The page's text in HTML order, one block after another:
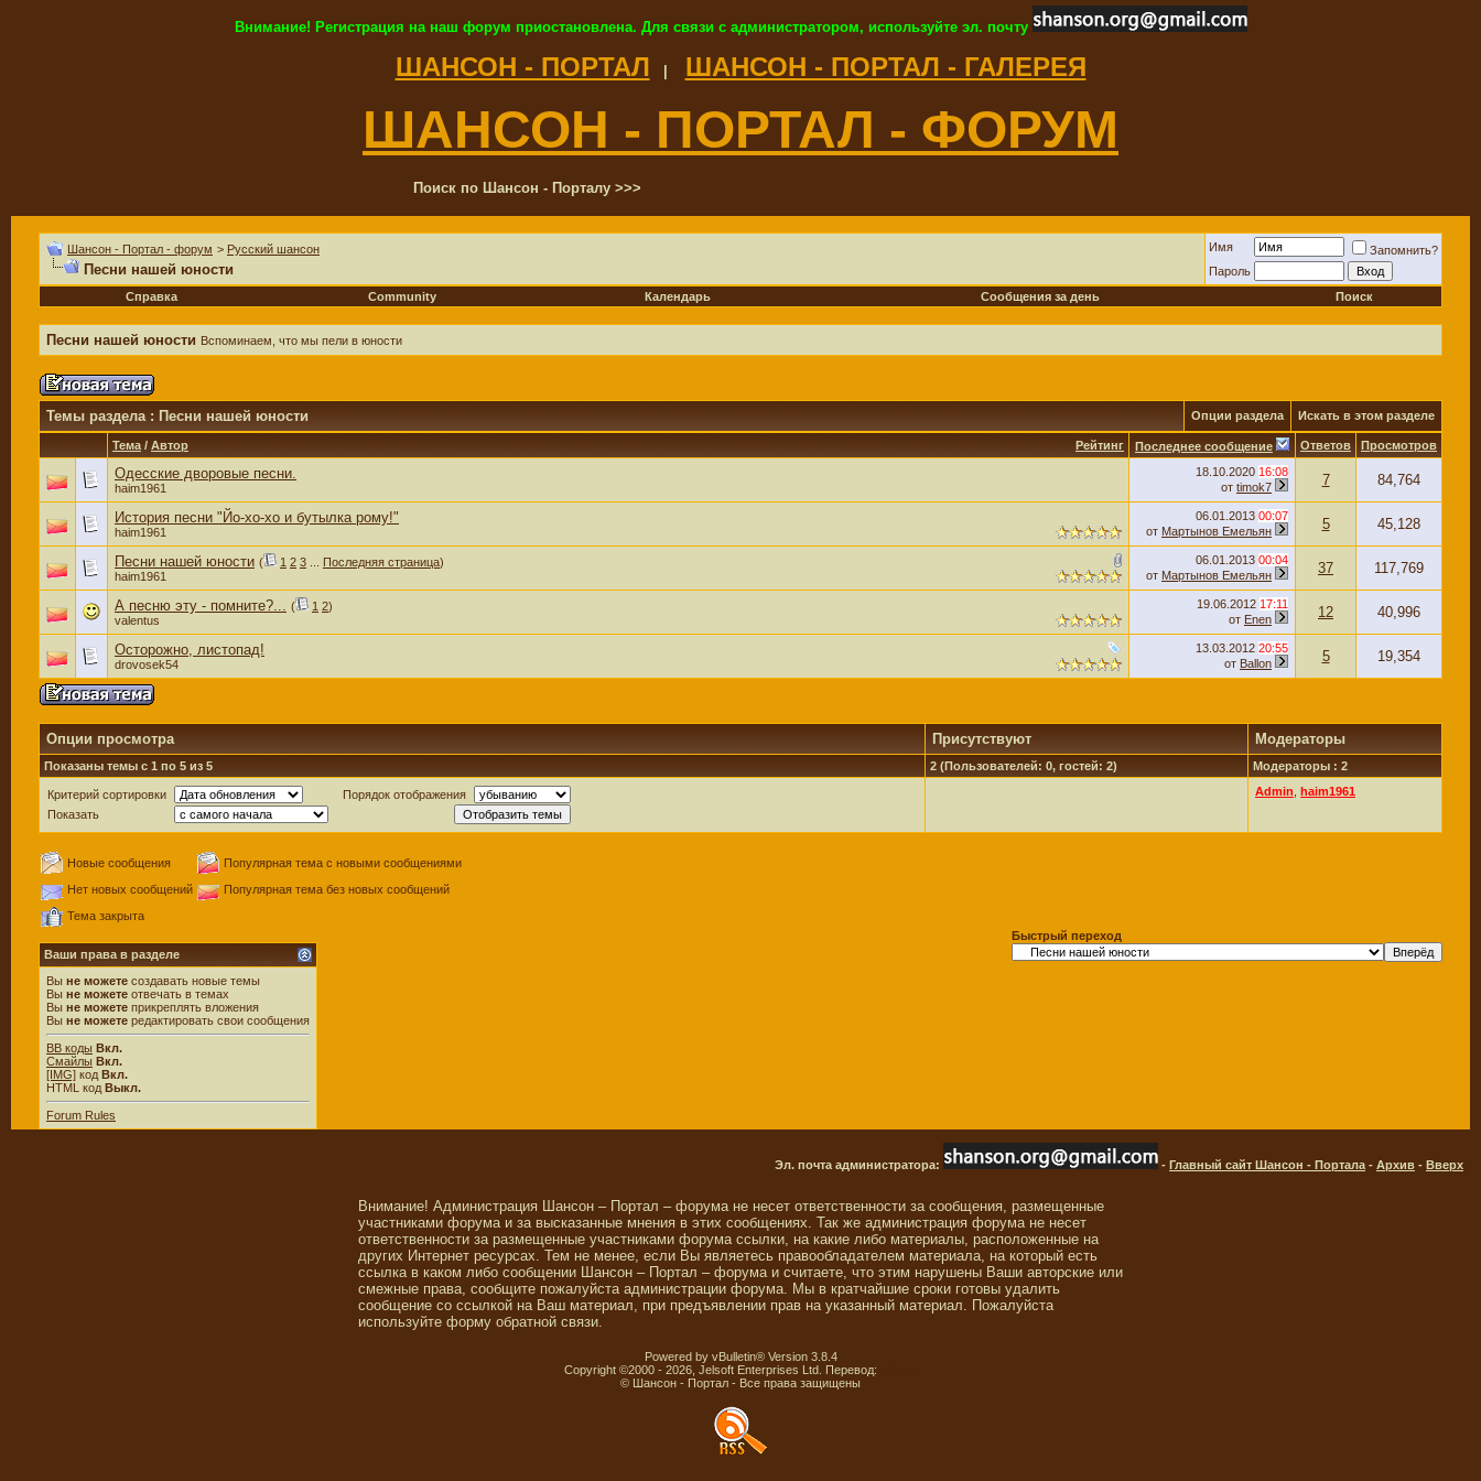
Внимание! Регистрация на наш форум приостановлена. Для связи с администратором, используйте эл. почту
ШАНСОН - ПОРТАЛ ШАНСОН - ПОРТАЛ - ГАЛЕРЕЯ
ШАНСОН - ПОРТАЛ - ФОРУМ
Поиск по Шансон - Порталу >>>
Шансон - Портал - форум > Русский шансон
Песни нашей юности
Имя
Запомнить?
Пароль
Справка
Community Календарь Сообщения за день Поиск
Песни нашей юности Вспоминаем, что мы пели в юности
Темы раздела: Песни нашей юности Опции раздела Искать в этом разделе
Рейтинг
Тема / Автор Последнее сообщение Ответов Просмотров
Одесские дворовые песни.
haim1961
18.10.2020 16:08
от timok7 7 84,764
История песни "Йо-хо-хо и бутылка рому!"
haim1961
06.01.2013 00:07
от Мартынов Емельян 5 45,128
Песни нашей юности ( 1 2 3 Последняя страница)
haim1961
06.01.2013 00:04
от Мартынов Емельян 37 117,769
А песню эту - помните?... ( 1 2)
valentus
19.06.2012 17:11
от Enen 12 40,996
Осторожно, листопад!
drovosek54
13.03.2012 20:55
от Ballon 5 19,354
Опции просмотра Присутствуют Модераторы
Показаны темы с 1 по 5 из 5 2 (Пользователей: 0, гостей: 2) Модераторы : 2
Критерий сортировки
Порядок отображения
Показать
Admin haim1961
Новые сообщения
Популярная тема с новыми сообщениями
Нет новых сообщений
Популярная тема без новых сообщений
Тема закрыта
Ваши права в разделе
Вы не можете создавать новые темы
Вы не можете отвечать в темах
Вы не можете прикреплять вложения
Вы не можете редактировать свои сообщения
BB коды Вкл.
Смайлы Вкл.
[IMG] код Вкл.
HTML код Выкл.
Forum Rules
Быстрый переход
Эл. почта администратора: - Главный сайт Шансон - Портала - Архив - Вверх
Внимание! Администрация Шансон – Портал – форума не несет ответственности за сообщения, размещенные
участниками форума и за высказанные мнения в этих сообщениях. Так же администрация форума не несет
ответственности за размещенные участниками форума ссылки, на какие либо материалы, расположенные на
других Интернет ресурсах. Тем не менее, если Вы являетесь правообладателем материала, на который есть
ссылка в каком либо сообщении Шансон – Портал – форума и считаете, что этим нарушены Ваши авторские или
смежные права, сообщите пожалуйста администрации форума. Мы в кратчайшие сроки готовы удалить
сообщение со ссылкой на Ваш материал, при предъявлении прав на указанный материал. Пожалуйста
используйте форму обратной связи.
Powered by vBulletin® Version 3.8.4
Copyright ©2000 - 2026, Jelsoft Enterprises Ltd. Перевод:
© Шансон - Портал - Все права защищены